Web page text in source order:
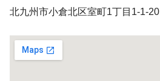
北九州市小倉北区室町1丁目1-1-20